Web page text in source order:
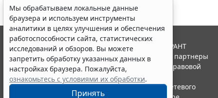
Мы обрабатываем локальные данные
браузера и используем инструменты
аналитики в целях улучшения и обеспечения
работоспособности сайта, статистических
исследований и обзоров. Вы можете
запретить обработку указанных данных в
настройках браузера. Пожалуйста,
ознакомьтесь с условиями их обработки.
Принять
© ООО "НПП "ГАРАНТ-СЕРВИС", 2026. Система ГАРАНТ
выпускается с 1990 года. Компания "Гарант" и ее партнеры
являются участниками Российской ассоциации правовой
информации ГАРАНТ.
Портал ГАРАНТ.РУ зарегистрирован в качестве сетевого